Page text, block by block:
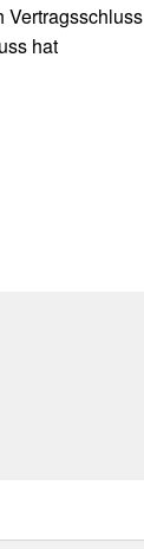
Vertragsschluss
hat